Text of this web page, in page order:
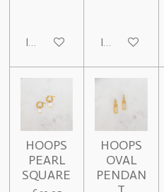
In winkelwagen In winkelwagen
HOOPS
PEARL
SQUARE
HOOPS
OVAL
PENDAN